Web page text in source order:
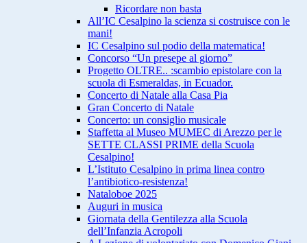
Ricordare non basta
All’IC Cesalpino la scienza si costruisce con le
mani!
IC Cesalpino sul podio della matematica!
Concorso “Un presepe al giorno”
Progetto OLTRE.. :scambio epistolare con la
scuola di Esmeraldas, in Ecuador.
Concerto di Natale alla Casa Pia
Gran Concerto di Natale
Concerto: un consiglio musicale
Staffetta al Museo MUMEC di Arezzo per le
SETTE CLASSI PRIME della Scuola
Cesalpino!
L’Istituto Cesalpino in prima linea contro
l’antibiotico-resistenza!
Nataloboe 2025
Auguri in musica
Giornata della Gentilezza alla Scuola
dell’Infanzia Acropoli